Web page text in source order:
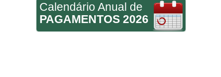
Calendário Anual de
PAGAMENTOS 2026